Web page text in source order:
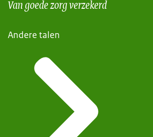
Van goede zorg verzekerd
Andere talen